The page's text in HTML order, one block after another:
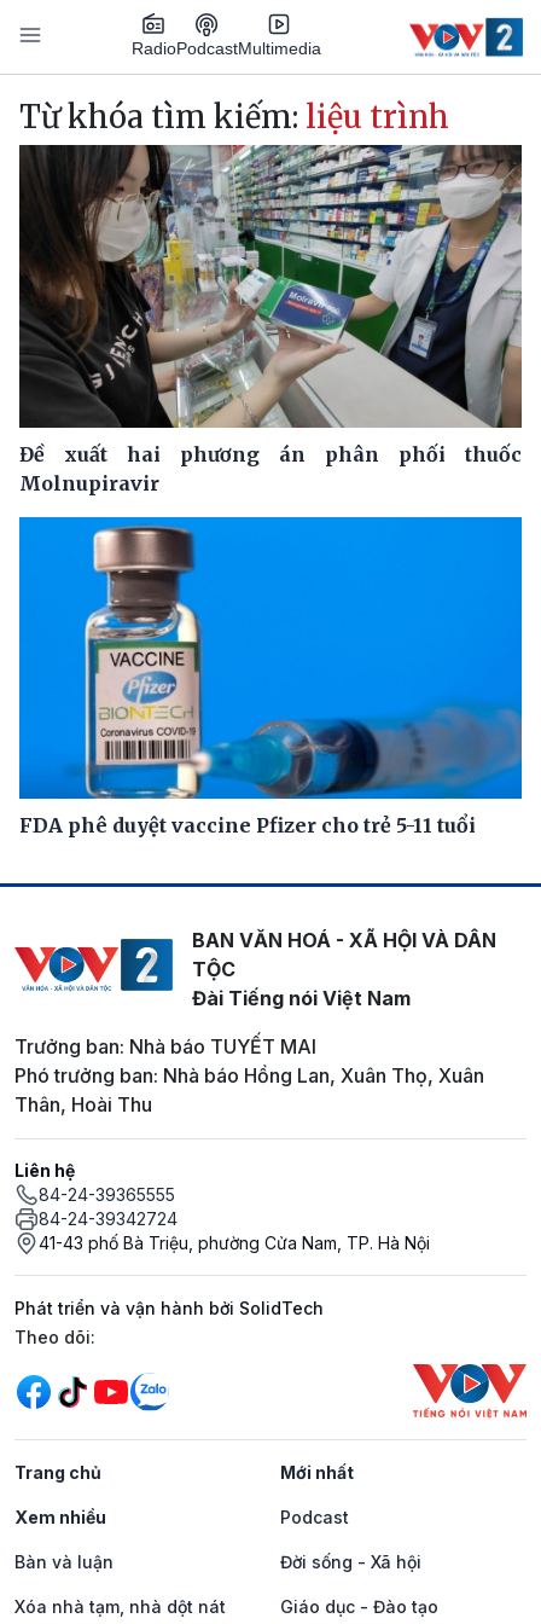
Nhảy đến nội dung
RadioPodcastMultimedia
Main navigation
Từ khóa tìm kiếm: liệu trình
Đề xuất hai phương án phân phối thuốc
Molnupiravir
FDA phê duyệt vaccine Pfizer cho trẻ 5-11 tuổi
BAN VĂN HOÁ - XÃ HỘI VÀ DÂN
TỘC
Đài Tiếng nói Việt Nam
Trưởng ban: Nhà báo TUYẾT MAI
Phó trưởng ban: Nhà báo Hồng Lan, Xuân Thọ, Xuân
Thân, Hoài Thu
Liên hệ
84-24-39365555
84-24-39342724
41-43 phố Bà Triệu, phường Cửa Nam, TP. Hà Nội
Phát triển và vận hành bởi SolidTech
Mạng xã hội
Theo dõi:
Trang chủ Mới nhất
Xem nhiều Podcast
Bàn và luận Đời sống - Xã hội
Xóa nhà tạm, nhà dột nát Giáo dục - Đào tạo